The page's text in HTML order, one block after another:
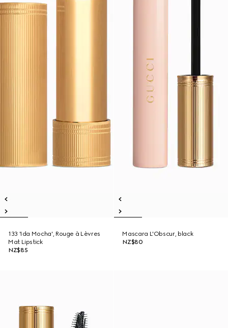
133 'Ida Mocha', Rouge à Lèvres
Mat Lipstick
NZ$85
Mascara L'Obscur, black
NZ$80